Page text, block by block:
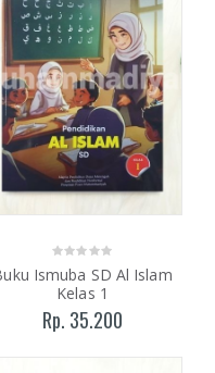
Ismuba SD Al Islam
Kelas 1
Rp. 35.200